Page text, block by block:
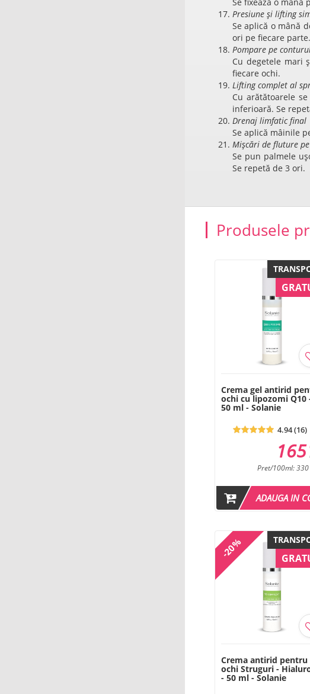
Presiune și lifting
Se aplică o mână
ori pe fiecare parte.
Pompare pe
Cu degetele mari
fiecare ochi.
Lifting complet al
Cu arătătoarele
inferioară. Se
Drenaj limfatic final
Se aplică mâinile
Mișcări de fluture
Se pun palmele
Se repetă de 3 ori.
Produsele
Crema gel antirid
ochi cu lipozomi Q10
50 ml - Solanie
4.94 (16)
165
Pret/100ml: 330
ADAUGA IN
-20%
Crema antirid pentru
ochi Struguri -
- 50 ml - Solanie